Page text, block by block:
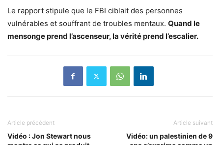
Le rapport stipule que le FBI ciblait des personnes
vulnérables et souffrant de troubles mentaux. Quand le
mensonge prend l’ascenseur, la vérité prend l’escalier.
Article précédent
Vidéo : Jon Stewart nous
Article suivant
Vidéo: un palestinien de 9